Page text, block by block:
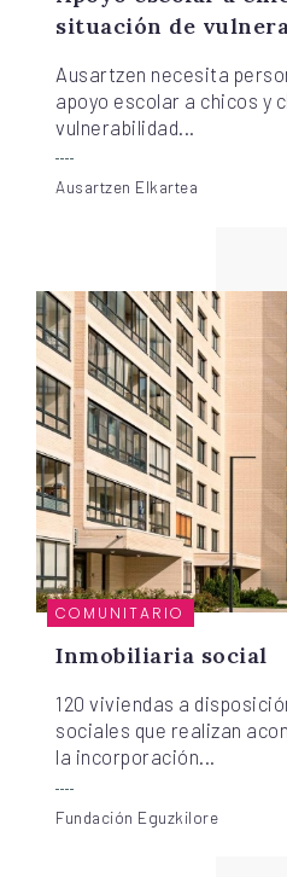
situación de
Ausartzen necesita
apoyo escolar a chicos y
vulnerabilidad...
Ausartzen Elkartea
COMUNITARIO
Inmobiliaria social
120 viviendas a
sociales que realizan
la incorporación...
Fundación Eguzkilore